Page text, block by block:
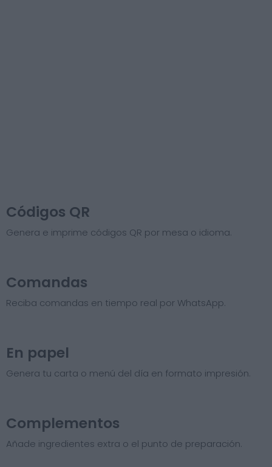
Códigos QR
Genera e imprime códigos QR por mesa o idioma.
Comandas
Reciba comandas en tiempo real por WhatsApp.
En papel
Genera tu carta o menú del día en formato impresión.
Complementos
Añade ingredientes extra o el punto de preparación.